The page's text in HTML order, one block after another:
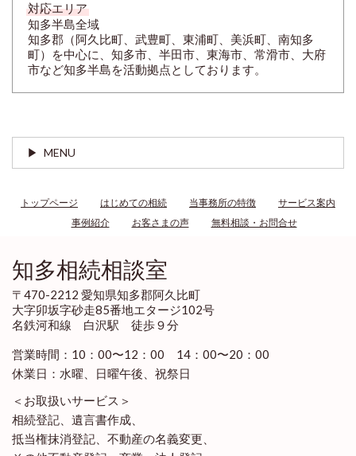
対応エリア
知多半島全域
知多郡（阿久比町、武豊町、東浦町、美浜町、南知多
町）を中心に、知多市、半田市、東海市、常滑市、大府
市など知多半島を活動拠点としております。
MENU
トップページ はじめての相続 当事務所の特徴
サービス案内
事例紹介
お客さまの声 無料相談・お問合せ
知多相続相談室
〒470-2212 愛知県知多郡阿久比町
大字卯坂字砂走85番地エタージ102号
名鉄河和線 白沢駅 徒歩９分
営業時間：10：00〜12：00 14：00〜20：00
休業日：水曜、日曜午後、祝祭日
＜お取扱いサービス＞
相続登記、遺言書作成、
抵当権抹消登記、不動産の名義変更、